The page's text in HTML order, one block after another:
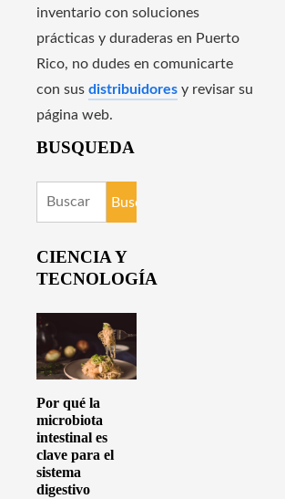
inventario con soluciones
prácticas y duraderas en Puerto
Rico, no dudes en comunicarte
con sus distribuidores y revisar su
página web.
BUSQUEDA
Buscar:
CIENCIA Y
TECNOLOGÍA
Por qué la
microbiota
intestinal es
clave para el
sistema
digestivo